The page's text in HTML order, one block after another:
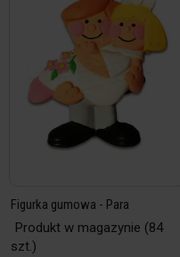
Figurka gumowa - Para
Produkt w magazynie (84
szt.)